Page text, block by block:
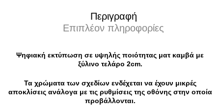
Περιγραφή
Επιπλέον πληροφορίες
Ψηφιακή εκτύπωση σε υψηλής ποιότητας ματ καμβά με
ξύλινο τελάρο 2cm.
Τα χρώματα των σχεδίων ενδέχεται να έχουν μικρές
αποκλίσεις ανάλογα με τις ρυθμίσεις της οθόνης στην οποία
προβάλλονται.